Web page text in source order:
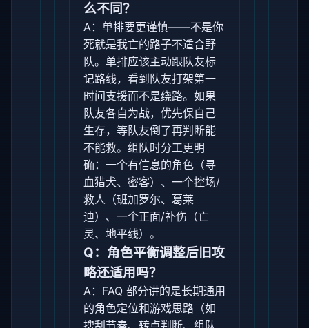
么不同？
A：单排要更谨慎——不是你
死就是我亡的路子不适合野
队。单排应该主动跟队友标
记路线，看到队友打架第一
时间支援而不是绕路。如果
队友各自为战，优先保自己
生存，等队友倒了再判断能
不能救。组队时分工更明
确：一个有信息的角色（寻
血猎犬、密客）、一个控场/
救人（班加罗尔、葛莱
迪）、一个正面/补伤（亡
灵、地平线）。
Q：角色平衡调整后旧攻
略还适用吗？
A：FAQ 部分讲的是长期通用
的角色定位和游戏思路（如
搜刮节奏、转点判断、组队